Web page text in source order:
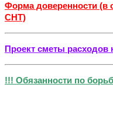
Форма доверенности (в
СНТ)
Проект сметы расходов
!!! Обязанности по